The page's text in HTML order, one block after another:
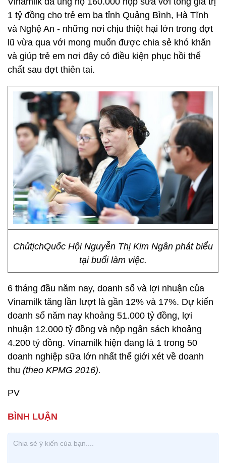
1 tỷ đồng cho trẻ em ba tỉnh Quảng Bình, Hà Tĩnh
và Nghệ An - những nơi chịu thiệt hại lớn trong đợt
lũ vừa qua với mong muốn được chia sẻ khó khăn
và giúp trẻ em nơi đây có điều kiện phục hồi thể
chất sau đợt thiên tai.
ChủtịchQuốc Hội Nguyễn Thị Kim Ngân phát biểu
tại buổi làm việc.
6 tháng đầu năm nay, doanh số và lợi nhuận của
Vinamilk tăng lần lượt là gần 12% và 17%. Dự kiến
doanh số năm nay khoảng 51.000 tỷ đồng, lợi
nhuận 12.000 tỷ đồng và nộp ngân sách khoảng
4.200 tỷ đồng. Vinamilk hiện đang là 1 trong 50
doanh nghiệp sữa lớn nhất thế giới xét về doanh
thu (theo KPMG 2016).
PV